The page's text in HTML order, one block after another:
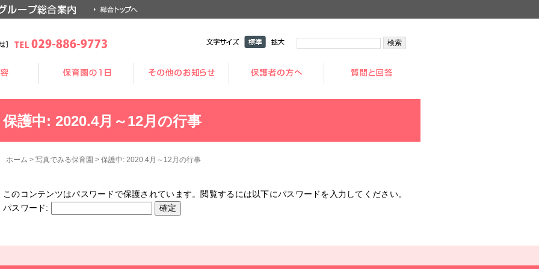
ズ
保護中: 2020.4月～12月の行事
ホーム > 写真でみる保育園 > 保護中: 2020.4月～12月の行事
このコンテンツはパスワードで保護されています。閲覧するには以下にパスワードを入力してください。
パスワード: